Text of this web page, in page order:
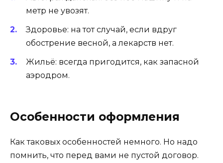
метр не увозят.
Здоровье: на тот случай, если вдруг
обострение весной, а лекарств нет.
Жильё: всегда пригодится, как запасной
аэродром.
Особенности оформления
Как таковых особенностей немного. Но надо
помнить, что перед вами не пустой договор.